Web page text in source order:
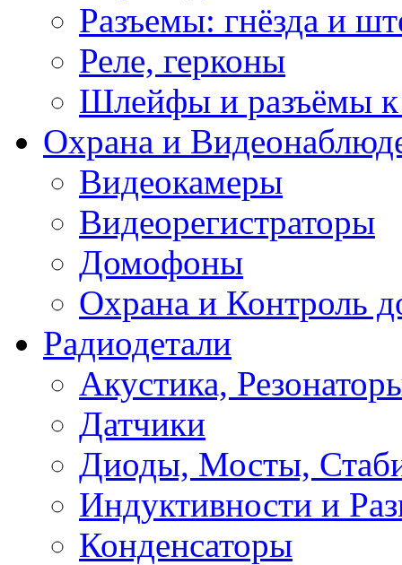
Разъемы: гнёзда и
Реле, герконы
Шлейфы и разъёмы
Охрана и
Видеокамеры
Видеорегистраторы
Домофоны
Охрана и Контроль
Радиодетали
Акустика,
Датчики
Диоды, Мосты,
Индуктивности и
Конденсаторы